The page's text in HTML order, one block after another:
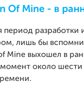
Of Mine - в
период
лишь бы
Mine выхошел в
около шести